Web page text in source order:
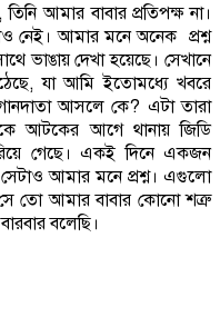
আমার বাবার প্রতিপক্ষ না।
নেই। আমার মনে অনেক প্রশ্ন
ভাঙায় দেখা হয়েছে। সেখানে
যা আমি ইতোমধ্যে খবরে
আসলে কে? এটা তারা
আটকের আগে থানায় জিডি
গেছে। একই দিনে একজন
সেটাও আমার মনে প্রশ্ন। এগুলো
তো আমার বাবার কোনো শত্রু
বলেছি।